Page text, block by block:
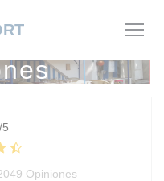
/5
Opiniones